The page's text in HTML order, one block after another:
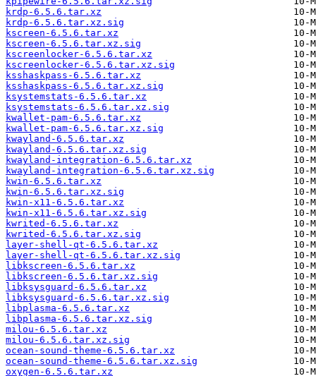
krdp-6.5.6.tar.xz
krdp-6.5.6.tar.xz.sig
kscreen-6.5.6.tar.xz
kscreen-6.5.6.tar.xz.sig
kscreenlocker-6.5.6.tar.xz
kscreenlocker-6.5.6.tar.xz.sig
ksshaskpass-6.5.6.tar.xz
ksshaskpass-6.5.6.tar.xz.sig
ksystemstats-6.5.6.tar.xz
ksystemstats-6.5.6.tar.xz.sig
kwallet-pam-6.5.6.tar.xz
kwallet-pam-6.5.6.tar.xz.sig
kwayland-6.5.6.tar.xz
kwayland-6.5.6.tar.xz.sig
kwayland-integration-6.5.6.tar.xz
kwayland-integration-6.5.6.tar.xz.sig
kwin-6.5.6.tar.xz
kwin-6.5.6.tar.xz.sig
kwin-x11-6.5.6.tar.xz
kwin-x11-6.5.6.tar.xz.sig
kwrited-6.5.6.tar.xz
kwrited-6.5.6.tar.xz.sig
layer-shell-qt-6.5.6.tar.xz
layer-shell-qt-6.5.6.tar.xz.sig
libkscreen-6.5.6.tar.xz
libkscreen-6.5.6.tar.xz.sig
libksysguard-6.5.6.tar.xz
libksysguard-6.5.6.tar.xz.sig
libplasma-6.5.6.tar.xz
libplasma-6.5.6.tar.xz.sig
milou-6.5.6.tar.xz
milou-6.5.6.tar.xz.sig
ocean-sound-theme-6.5.6.tar.xz
ocean-sound-theme-6.5.6.tar.xz.sig
oxygen-6.5.6.tar.xz